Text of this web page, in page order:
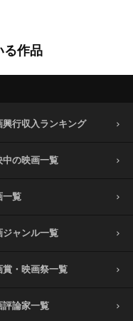
る作品
興行収入ランキング
中の映画一覧
一覧
ジャンル一覧
賞・映画祭一覧
評論家一覧